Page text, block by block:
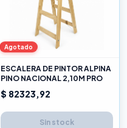
Agotado
ESCALERA DE PINTOR ALPINA
PINO NACIONAL 2,10M PRO
$ 82323,92
Sin stock